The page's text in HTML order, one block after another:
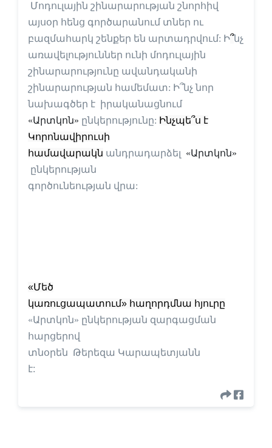
Մոդուլային շինարարության շնորհիվ
այսօր հենց գործարանում տներ ու
բազմահարկ շենքեր են արտադրվում: Ի՞նչ
առավելություններ ունի մոդուլային
շինարարությունը ավանդականի
շինարարության համեմատ: Ի՞նչ նոր
նախագծեր է իրականացնում
«Արտկոն» ընկերությունը: Ինչպե՞ս է
Կորոնավիրուսի
համավարակն անդրադարձել «Արտկոն»
ընկերության
գործունեության վրա:
«Մեծ
կառուցապատում» հաղորդմնա հյուրը
«Արտկոն» ընկերության զարգացման
հարցերով
տնօրեն Թերեզա Կարապետյանն
է: